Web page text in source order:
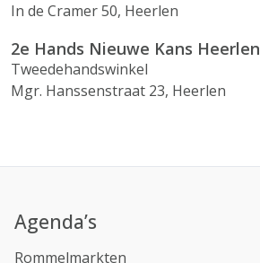
In de Cramer 50, Heerlen
2e Hands Nieuwe Kans Heerlen
Tweedehandswinkel
Mgr. Hanssenstraat 23, Heerlen
Agenda’s
Rommelmarkten